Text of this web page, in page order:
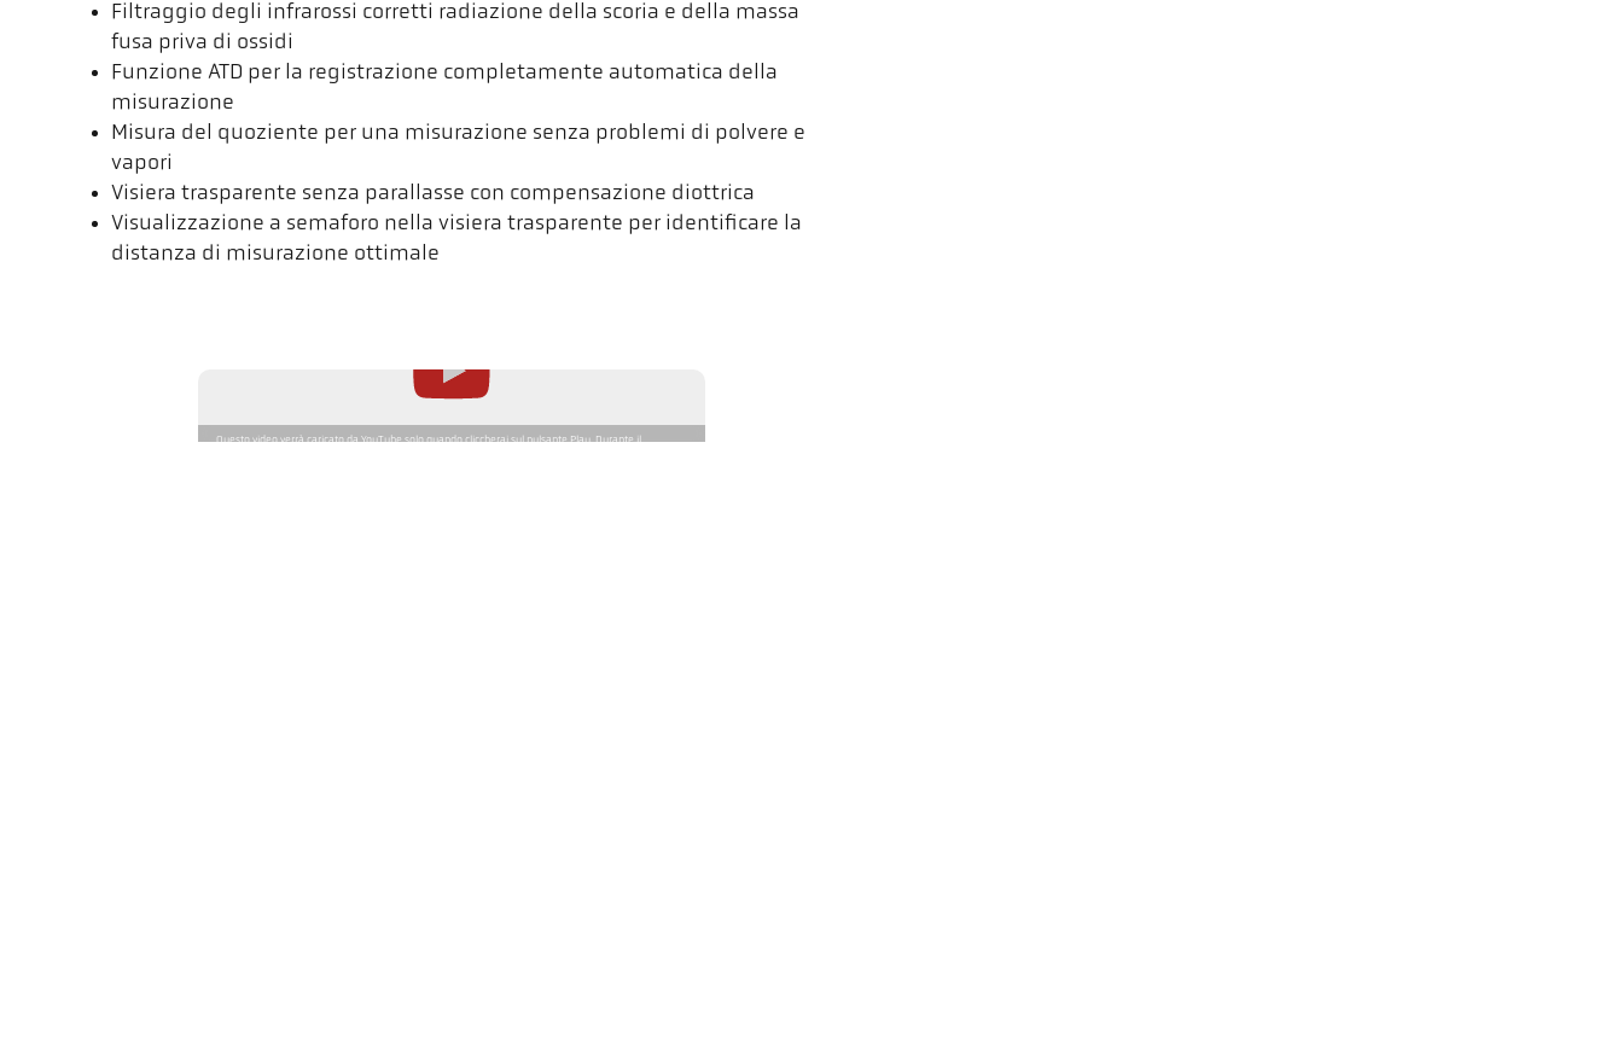
Filtraggio degli infrarossi corretti radiazione della scoria e della massa
fusa priva di ossidi
Funzione ATD per la registrazione completamente automatica della
misurazione
Misura del quoziente per una misurazione senza problemi di polvere e
vapori
Visiera trasparente senza parallasse con compensazione diottrica
Visualizzazione a semaforo nella visiera trasparente per identificare la
distanza di misurazione ottimale
Questo video verrà caricato da YouTube solo quando cliccherai sul pulsante Play. Durante il